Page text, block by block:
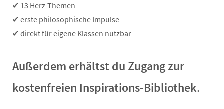
✔ 13 Herz-Themen
✔ erste philosophische Impulse
✔ direkt für eigene Klassen nutzbar
Außerdem erhältst du Zugang zur
kostenfreien Inspirations-Bibliothek.